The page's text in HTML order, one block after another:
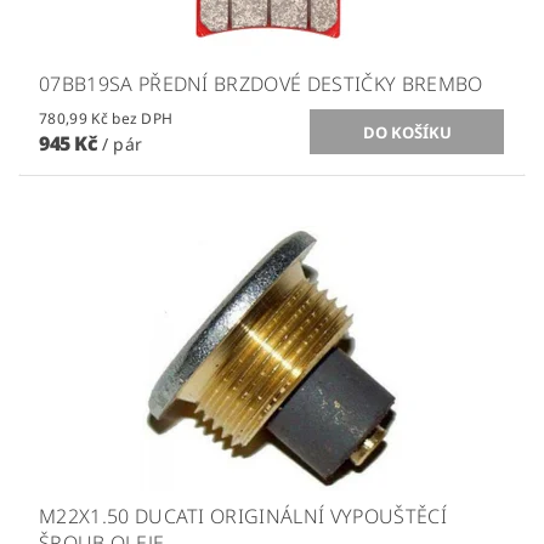
07BB19SA PŘEDNÍ BRZDOVÉ DESTIČKY BREMBO
780,99 Kč bez DPH
945 Kč / pár
M22X1.50 DUCATI ORIGINÁLNÍ VYPOUŠTĚCÍ